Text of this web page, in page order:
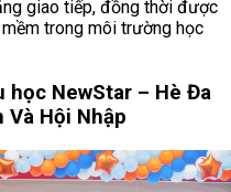
giao tiếp, đồng thời được
trong môi trường học
học NewStar – Hè Đa
Và Hội Nhập